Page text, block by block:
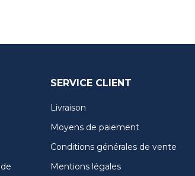
SERVICE CLIENT
Livraison
Moyens de paiement
Conditions générales de vente
Mentions légales